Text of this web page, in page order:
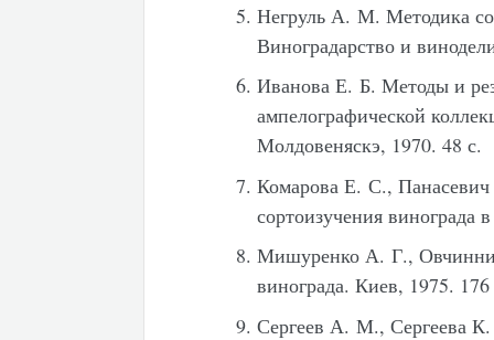
Негруль А. М. Методика
Виноградарство и
Иванова Е. Б. Методы и
ампелографической
Молдовеняскэ, 1970. 48 с.
Комарова Е. С.,
сортоизучения винограда
Мишуренко А. Г.,
винограда. Киев, 1975.
Сергеев А. М., Сергеева